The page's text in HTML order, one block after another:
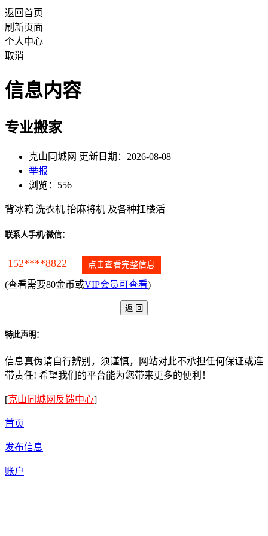
返回首页
刷新页面
个人中心
取消
信息内容
专业搬家
克山同城网 更新日期：2026-08-08
举报
浏览：556
背冰箱 洗衣机 抬麻将机 及各种扛楼活
联系人手机/微信：
152****8822 点击查看完整信息
(查看需要80金币或VIP会员可查看)
特此声明：
信息真伪请自行辨别，须谨慎，网站对此不承担任何保证或连
带责任! 希望我们的平台能为您带来更多的便利！
[克山同城网反馈中心]
首页
发布信息
账户